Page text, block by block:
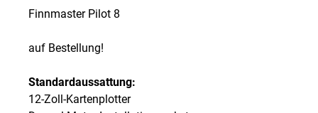
Finnmaster Pilot 8
auf Bestellung!
Standardaussattung:
12-Zoll-Kartenplotter